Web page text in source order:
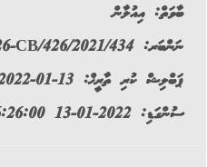
:b:/g/
ބާވަތް:އިއުލާން
ނަންބަރ:CB/426/2021/434
ޕަބްލިޝް ކުރި ތާރީޚް: 13-01-2022
ސުންގަޑި: 2022-01-13 16:26:00